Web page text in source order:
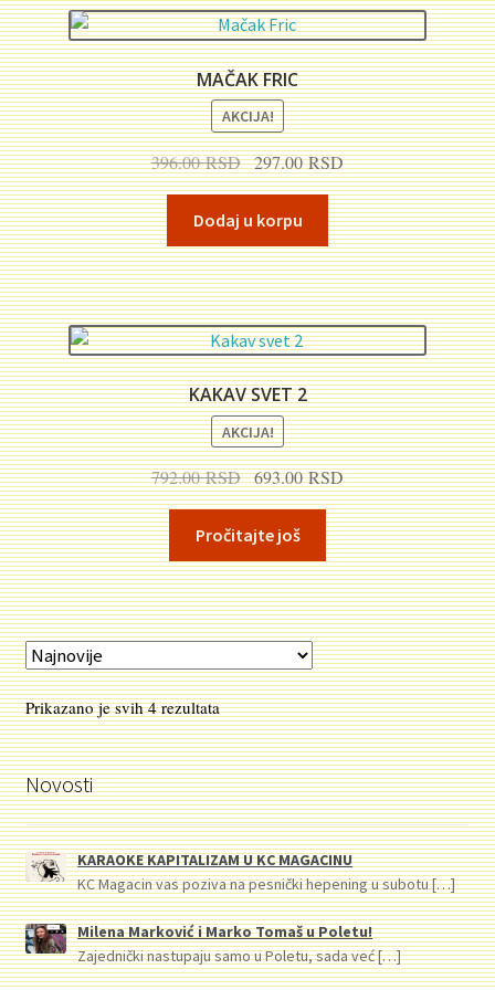
MAČAK FRIC
AKCIJA!
396.00RSDOriginalna
cena
je
bila:
396.00 RSD.
297.00RSDTrenutna
cena
je:
297.00 RSD.
Dodaj u korpu
KAKAV SVET 2
AKCIJA!
792.00RSDOriginalna
cena
je
bila:
792.00 RSD.
693.00RSDTrenutna
cena
je:
693.00 RSD.
Pročitajte još
Prikazano je svih 4 rezultataSortirano
po
najnovijem
Novosti
KARAOKE KAPITALIZAM U KC MAGACINU
KC Magacin vas poziva na pesnički hepening u subotu[…]
Milena Marković i Marko Tomaš u Poletu!
Zajednički nastupaju samo u Poletu, sada već[…]